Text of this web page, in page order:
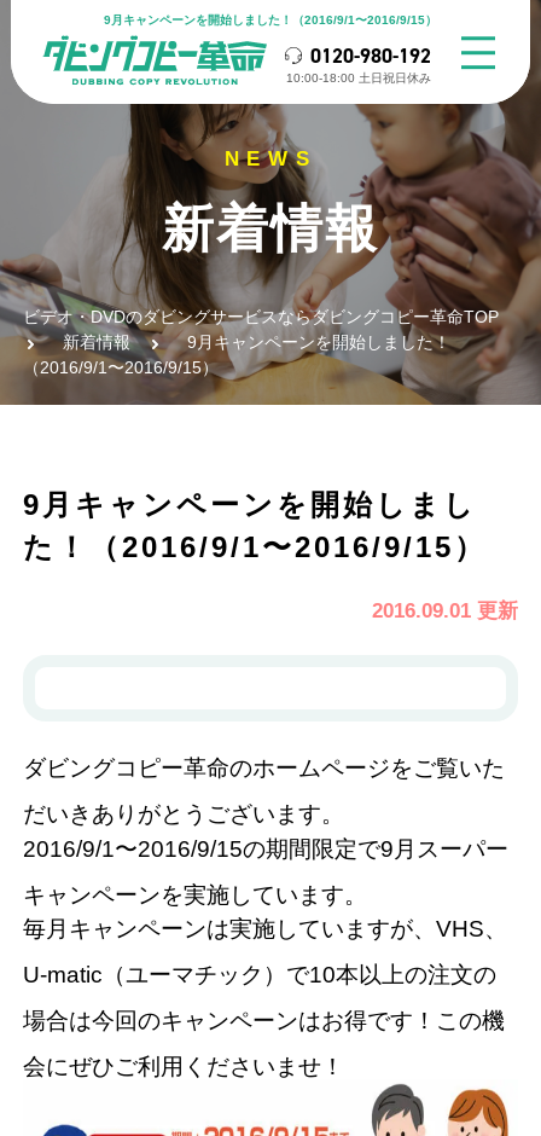
9月キャンペーンを開始しました！（2016/9/1〜2016/9/15）
0120-980-192
10:00-18:00 ⼟⽇祝⽇休み
新着情報
ビデオ・DVDのダビングサービスならダビングコピー革命TOP
新着情報
9月キャンペーンを開始しました！
（2016/9/1〜2016/9/15）
9月キャンペーンを開始しまし
た！（2016/9/1〜2016/9/15）
2016.09.01 更新
ダビングコピー革命のホームページをご覧いた
だいきありがとうございます。
2016/9/1〜2016/9/15の期間限定で9月スーパー
キャンペーンを実施しています。
毎月キャンペーンは実施していますが、VHS、
U-matic（ユーマチック）で10本以上の注文の
場合は今回のキャンペーンはお得です！この機
会にぜひご利用くださいませ！